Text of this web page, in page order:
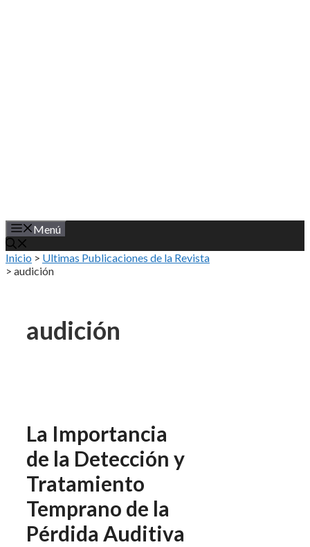
Menú
Inicio > Ultimas Publicaciones de la Revista
> audición
audición
La Importancia
de la Detección y
Tratamiento
Temprano de la
Pérdida Auditiva